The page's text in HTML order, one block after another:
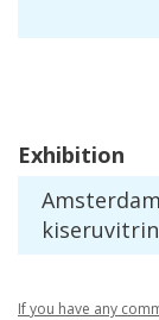
Exhibition
Amsterdam
Ifyou have any